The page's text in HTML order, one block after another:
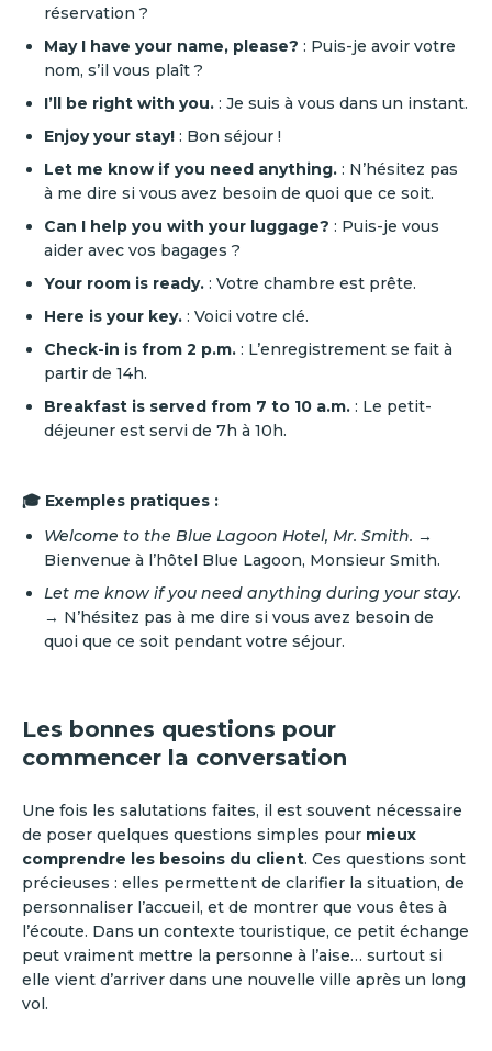
réservation ?
May I have your name, please? : Puis-je avoir votre
nom, s’il vous plaît ?
I’ll be right with you. : Je suis à vous dans un instant.
Enjoy your stay! : Bon séjour !
Let me know if you need anything. : N’hésitez pas
à me dire si vous avez besoin de quoi que ce soit.
Can I help you with your luggage? : Puis-je vous
aider avec vos bagages ?
Your room is ready. : Votre chambre est prête.
Here is your key. : Voici votre clé.
Check-in is from 2 p.m. : L’enregistrement se fait à
partir de 14h.
Breakfast is served from 7 to 10 a.m. : Le petit-
déjeuner est servi de 7h à 10h.
🎓 Exemples pratiques :
Welcome to the Blue Lagoon Hotel, Mr. Smith. →
Bienvenue à l’hôtel Blue Lagoon, Monsieur Smith.
Let me know if you need anything during your stay.
→ N’hésitez pas à me dire si vous avez besoin de
quoi que ce soit pendant votre séjour.
Les bonnes questions pour
commencer la conversation
Une fois les salutations faites, il est souvent nécessaire
de poser quelques questions simples pour mieux
comprendre les besoins du client. Ces questions sont
précieuses : elles permettent de clarifier la situation, de
personnaliser l’accueil, et de montrer que vous êtes à
l’écoute. Dans un contexte touristique, ce petit échange
peut vraiment mettre la personne à l’aise… surtout si
elle vient d’arriver dans une nouvelle ville après un long
vol.